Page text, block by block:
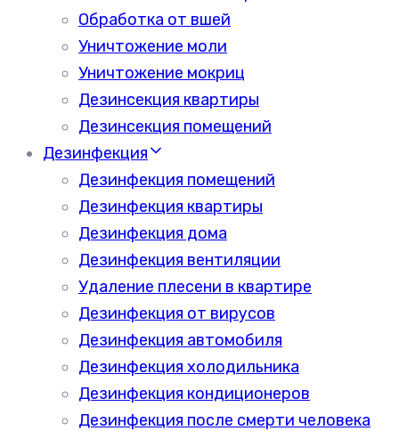
Обработка от вшей
Уничтожение моли
Уничтожение мокриц
Дезинсекция квартиры
Дезинсекция помещений
Дезинфекция
Дезинфекция помещений
Дезинфекция квартиры
Дезинфекция дома
Дезинфекция вентиляции
Удаление плесени в квартире
Дезинфекция от вирусов
Дезинфекция автомобиля
Дезинфекция холодильника
Дезинфекция кондиционеров
Дезинфекция после смерти человека